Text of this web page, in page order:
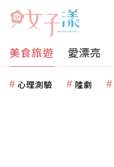
美食旅遊 愛漂亮
心理測驗 陸劇